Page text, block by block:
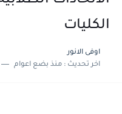
الكليات
اوفى الانور
اخر تحديث :منذ بضع اعوام